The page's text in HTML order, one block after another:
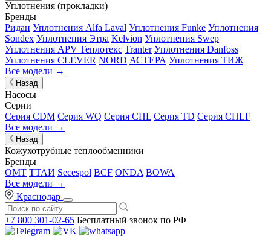
Уплотнения (прокладки)
Бренды
Ридан Уплотнения Alfa Laval Уплотнения Funke Уплотнения
Sondex Уплотнения Этра Kelvion Уплотнения Swep
Уплотнения APV Теплотекс Tranter Уплотнения Danfoss
Уплотнения CLEVER NORD АСТЕРА Уплотнения ТИЖ
Все модели →
Назад
Насосы
Серии
Серия CDM Серия WQ Серия CHL Серия TD Серия CHLF
Все модели →
Назад
Кожухотрубные теплообменники
Бренды
OMT ТТАИ Secespol BCF ONDA BOWA
Все модели →
Краснодар
+7 800 301-02-65 Бесплатный звонок по РФ